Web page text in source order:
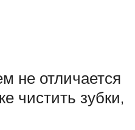
не отличается
чистить зубки,